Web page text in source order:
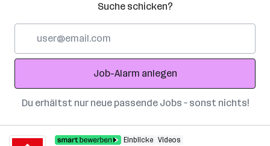
Suche schicken?
Adresse
Job-Alarm anlegen
Du erhältst nur neue passende Jobs – sonst nichts!
Einblicke Videos